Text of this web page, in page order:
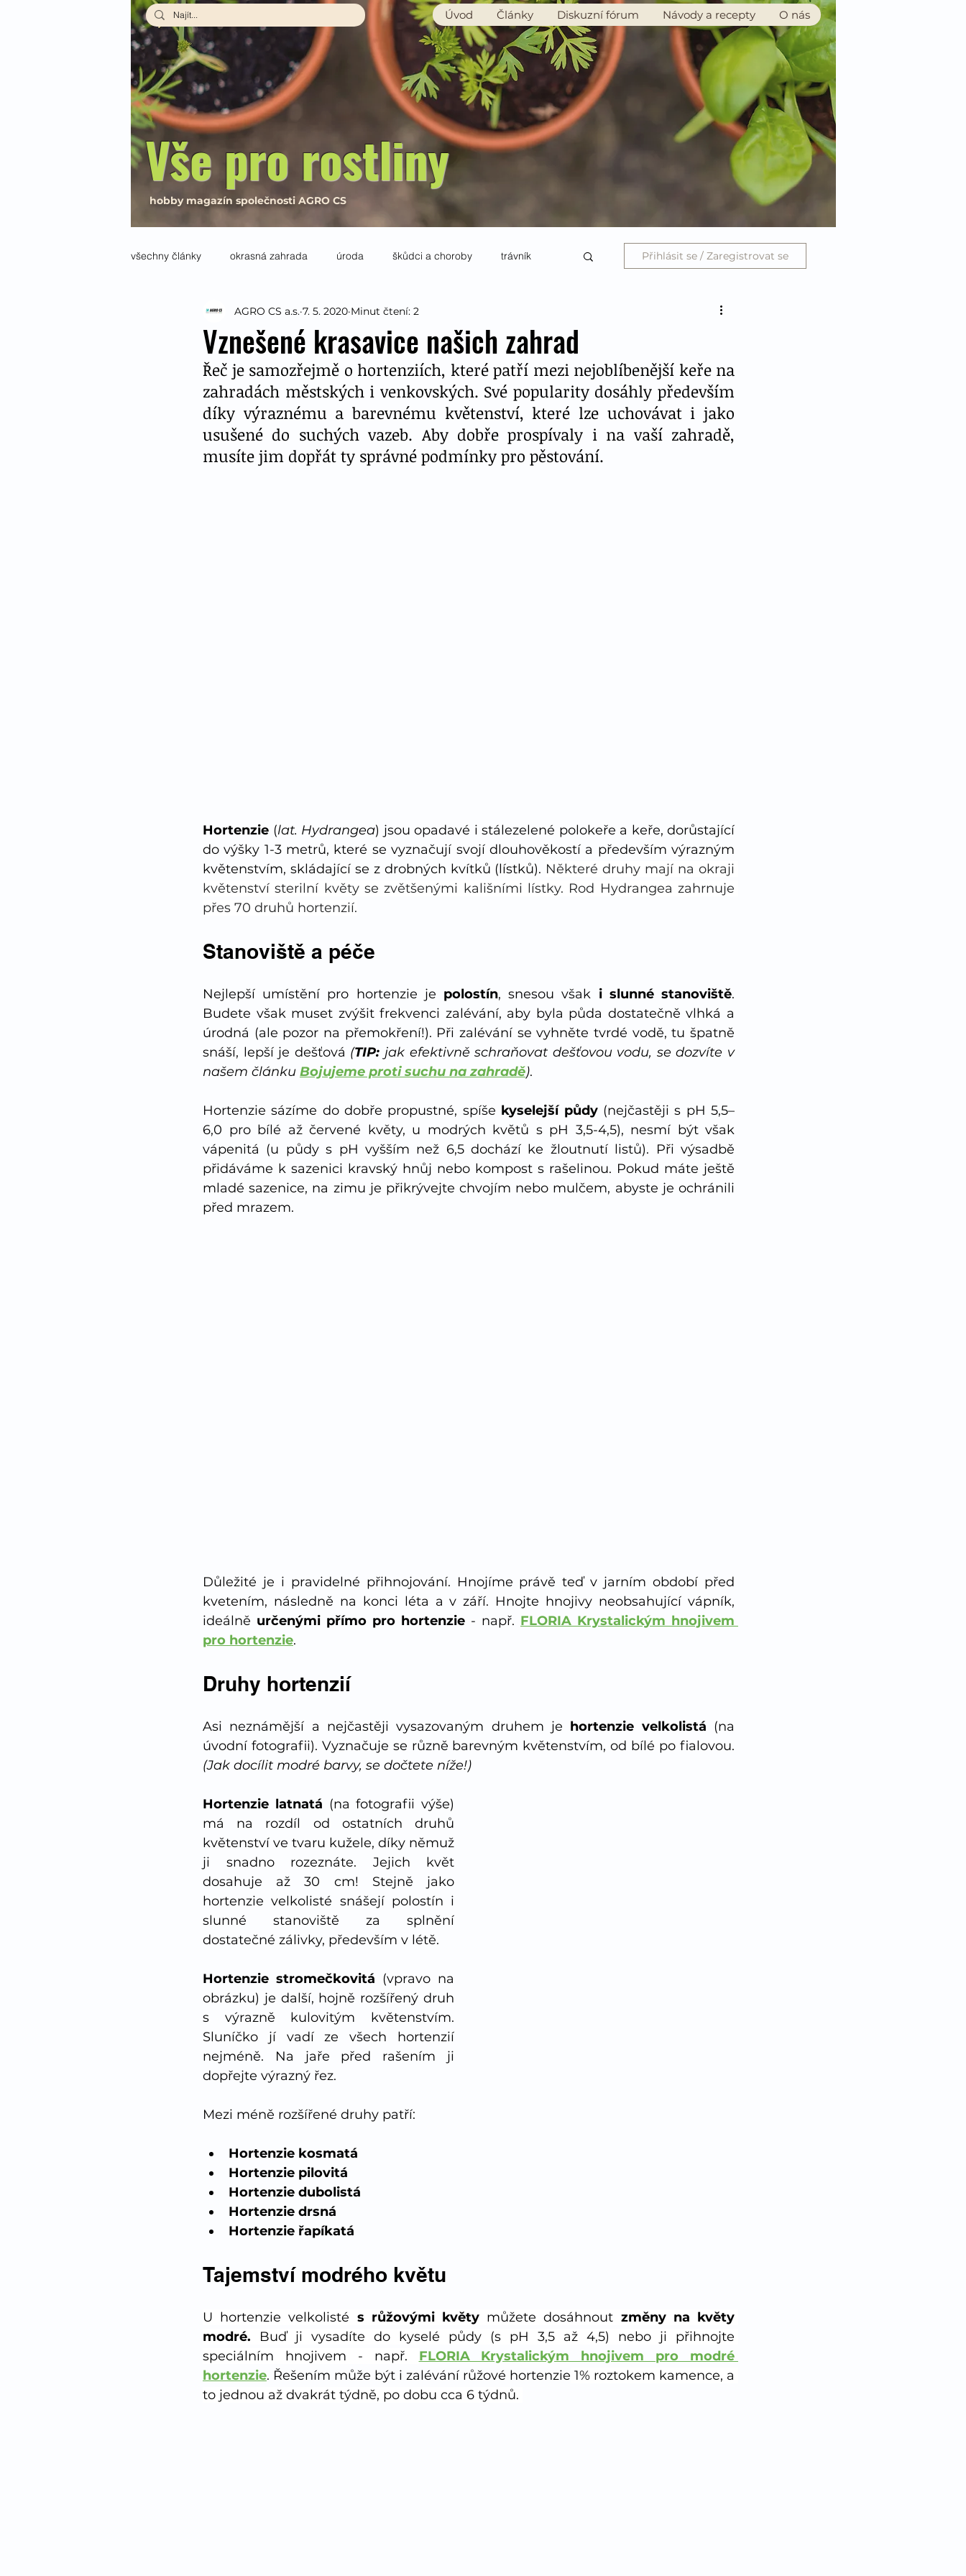
Vše pro rostliny
hobby magazín společnosti AGRO CS
Úvod Články Diskuzní fórum Návody a recepty O nás
všechny články okrasná zahrada úroda škůdci a choroby trávník
Návody a recepty
Přihlásit se / Zaregistrovat se
Vznešené krasavice našich zahrad
AGRO CS a.s. 7. 5. 2020 Minut čtení: 2
Řeč je samozřejmě o hortenziích, které patří mezi nejoblíbenější keře na
zahradách městských i venkovských. Své popularity dosáhly především
díky výraznému a barevnému květenství, které lze uchovávat i jako
usušené do suchých vazeb. Aby dobře prospívaly i na vaší zahradě,
musíte jim dopřát ty správné podmínky pro pěstování.
Hortenzie (lat. Hydrangea) jsou opadavé i stálezelené polokeře a keře, dorůstající
do výšky 1-3 metrů, které se vyznačují svojí dlouhověkostí a především výrazným
květenstvím, skládající se z drobných kvítků (lístků). Některé druhy mají na okraji
květenství sterilní květy se zvětšenými kališními lístky. Rod Hydrangea zahrnuje
přes 70 druhů hortenzií.
Stanoviště a péče
Nejlepší umístění pro hortenzie je polostín, snesou však i slunné stanoviště.
Budete však muset zvýšit frekvenci zalévání, aby byla půda dostatečně vlhká a
úrodná (ale pozor na přemokření!). Při zalévání se vyhněte tvrdé vodě, tu špatně
snáší, lepší je dešťová (TIP: jak efektivně schraňovat dešťovou vodu, se dozvíte v
našem článku Bojujeme proti suchu na zahradě).
Hortenzie sázíme do dobře propustné, spíše kyselejší půdy (nejčastěji s pH 5,5–
6,0 pro bílé až červené květy, u modrých květů s pH 3,5-4,5), nesmí být však
vápenitá (u půdy s pH vyšším než 6,5 dochází ke žloutnutí listů). Při výsadbě
přidáváme k sazenici kravský hnůj nebo kompost s rašelinou. Pokud máte ještě
mladé sazenice, na zimu je přikrývejte chvojím nebo mulčem, abyste je ochránili
před mrazem.
Důležité je i pravidelné přihnojování. Hnojíme právě teď v jarním období před
kvetením, následně na konci léta a v září. Hnojte hnojivy neobsahující vápník,
ideálně určenými přímo pro hortenzie - např. FLORIA Krystalickým hnojivem
pro hortenzie.
Druhy hortenzií
Asi neznámější a nejčastěji vysazovaným druhem je hortenzie velkolistá (na
(Jak docílit modré barvy, se dočtete níže!)
Hortenzie latnatá (na fotografii výše)
má na rozdíl od ostatních druhů
květenství ve tvaru kužele, díky němuž
ji snadno rozeznáte. Jejich květ
dosahuje až 30 cm! Stejně jako
hortenzie velkolisté snášejí polostín i
slunné stanoviště za splnění
dostatečné zálivky, především v létě.
Hortenzie stromečkovitá (vpravo na
obrázku) je další, hojně rozšířený druh
s výrazně kulovitým květenstvím.
Sluníčko jí vadí ze všech hortenzií
nejméně. Na jaře před rašením ji
dopřejte výrazný řez.
Mezi méně rozšířené druhy patří:
Hortenzie kosmatá
Hortenzie pilovitá
Hortenzie dubolistá
Hortenzie drsná
Hortenzie řapíkatá
Tajemství modrého květu
U hortenzie velkolisté s růžovými květy můžete dosáhnout změny na květy
modré. Buď ji vysadíte do kyselé půdy (s pH 3,5 až 4,5) nebo ji přihnojte
speciálním hnojivem - např. FLORIA Krystalickým hnojivem pro modré
hortenzie. Řešením může být i zalévání růžové hortenzie 1% roztokem kamence, a
to jednou až dvakrát týdně, po dobu cca 6 týdnů.